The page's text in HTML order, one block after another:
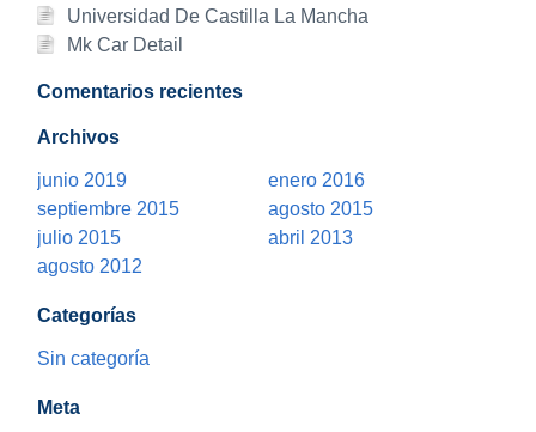
Universidad De Castilla La Mancha
Mk Car Detail
Comentarios recientes
Archivos
junio 2019
enero 2016
septiembre 2015
agosto 2015
julio 2015
abril 2013
agosto 2012
Categorías
Sin categoría
Meta